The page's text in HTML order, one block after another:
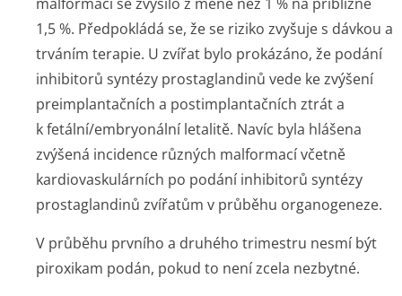
1,5 %. Předpokládá se, že se riziko zvyšuje s dávkou a
trváním terapie. U zvířat bylo prokázáno, že podání
inhibitorů syntézy prostaglandinů vede ke zvýšení
preimplantačních a postimplantačních ztrát a
k fetální/embry­onální letalitě. Navíc byla hlášena
zvýšená incidence různých malformací včetně
kardiovaskulárních po podání inhibitorů syntézy
prostaglandinů zvířatům v průběhu organogeneze.
V průběhu prvního a druhého trimestru nesmí být
piroxikam podán, pokud to není zcela nezbytné.